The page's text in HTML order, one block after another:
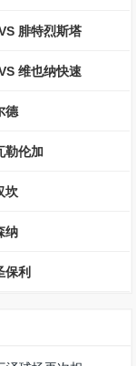
腓特烈斯塔
维也纳快速
德
勒伦加
坎
纳
保利